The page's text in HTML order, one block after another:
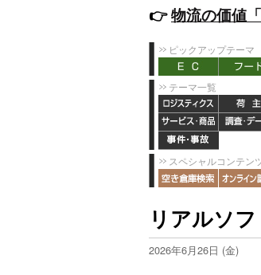
👉️物流の価値
ピックアップテーマ
テーマ一覧
スペシャルコンテン
リアルソ
2026年6月26日 (金)